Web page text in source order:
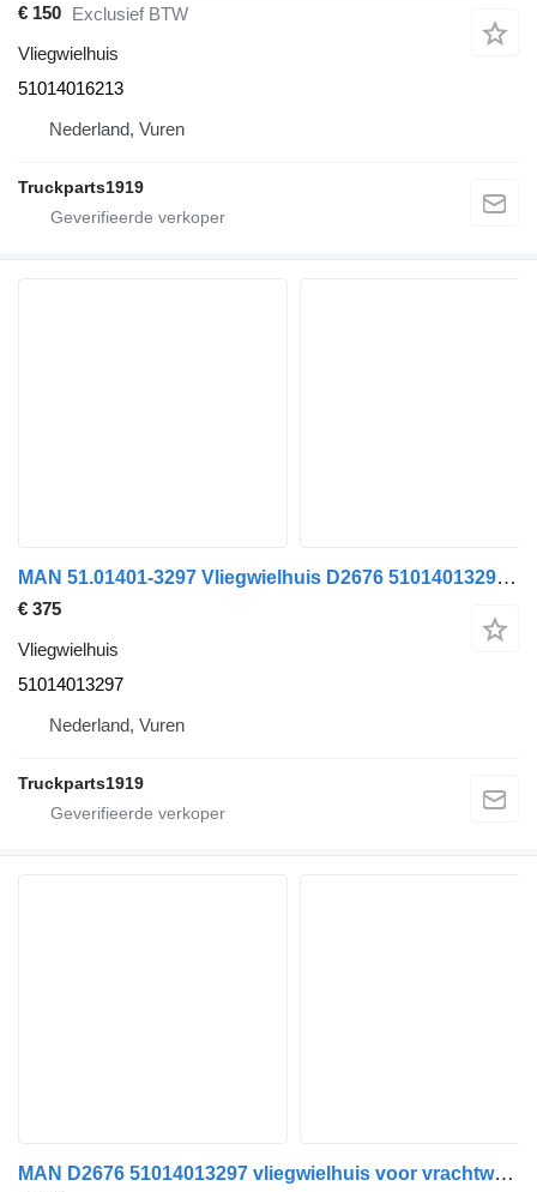
€ 150 Exclusief BTW
Vliegwielhuis
51014016213
Nederland, Vuren
Truckparts1919
MAN 51.01401-3297 Vliegwielhuis D2676 51014013297 voor vrachtwagen
€ 375
Vliegwielhuis
51014013297
Nederland, Vuren
Truckparts1919
MAN D2676 51014013297 vliegwielhuis voor vrachtwagen